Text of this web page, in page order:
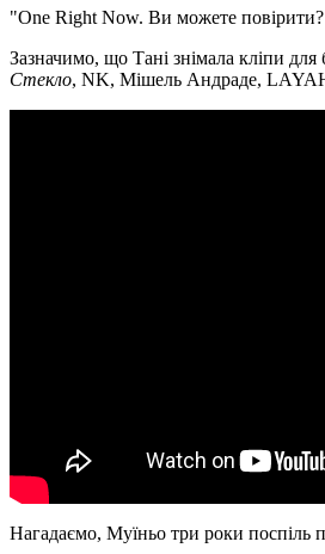
"One Right Now. Ви можете
Зазначимо, що Тані знімала кліпи
Стекло, NK, Мішель Андраде,
Нагадаємо, Муїньо три роки поспіль